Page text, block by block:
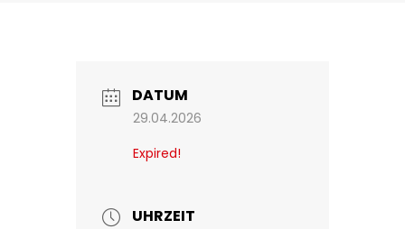
DATUM
29.04.2026
Expired!
UHRZEIT